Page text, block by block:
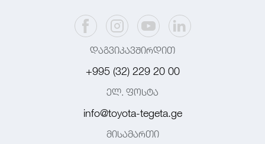
დაგვიკავშირდით
+995 (32) 229 20 00
ელ. ფოსტა
info@toyota-tegeta.ge
მისამართი